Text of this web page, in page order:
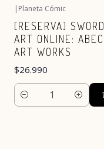
| Planeta Cómic
[RESERVA] SWORD
ART ONLINE: ABEC
ART WORKS
$26.990
Cantidad